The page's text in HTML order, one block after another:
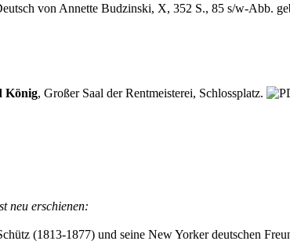
von Annette Budzinski, X, 352 S., 85 s/w-Abb.
König, Großer Saal der Rentmeisterei, Schlossplatz.
neu erschienen:
(1813-1877) und seine New Yorker deutschen